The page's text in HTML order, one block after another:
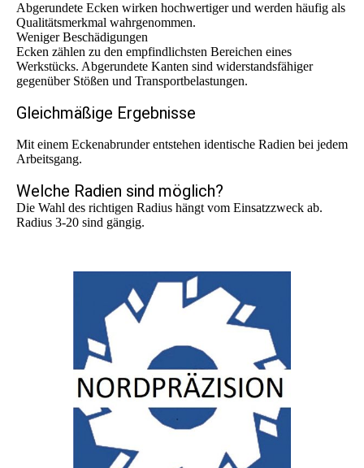
Abgerundete Ecken wirken hochwertiger und werden häufig als
Qualitätsmerkmal wahrgenommen.
Weniger Beschädigungen
Ecken zählen zu den empfindlichsten Bereichen eines
Werkstücks. Abgerundete Kanten sind widerstandsfähiger
gegenüber Stößen und Transportbelastungen.
Gleichmäßige Ergebnisse
Mit einem Eckenabrunder entstehen identische Radien bei jedem
Arbeitsgang.
Welche Radien sind möglich?
Die Wahl des richtigen Radius hängt vom Einsatzzweck ab.
Radius 3-20 sind gängig.